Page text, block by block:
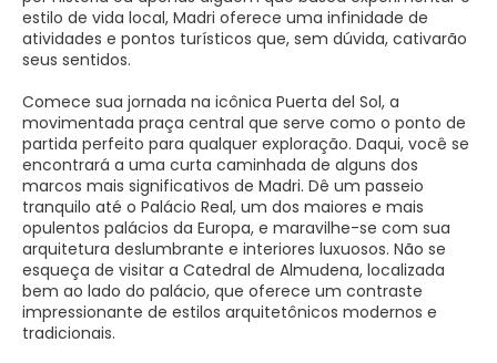
estilo de vida local, Madri oferece uma infinidade de
atividades e pontos turísticos que, sem dúvida, cativarão
seus sentidos.
Comece sua jornada na icônica Puerta del Sol, a
movimentada praça central que serve como o ponto de
partida perfeito para qualquer exploração. Daqui, você se
encontrará a uma curta caminhada de alguns dos
marcos mais significativos de Madri. Dê um passeio
tranquilo até o Palácio Real, um dos maiores e mais
opulentos palácios da Europa, e maravilhe-se com sua
arquitetura deslumbrante e interiores luxuosos. Não se
esqueça de visitar a Catedral de Almudena, localizada
bem ao lado do palácio, que oferece um contraste
impressionante de estilos arquitetônicos modernos e
tradicionais.